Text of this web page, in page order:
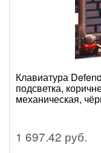
Клавиатура
подсветка,
механическая,
1 697.42 руб.